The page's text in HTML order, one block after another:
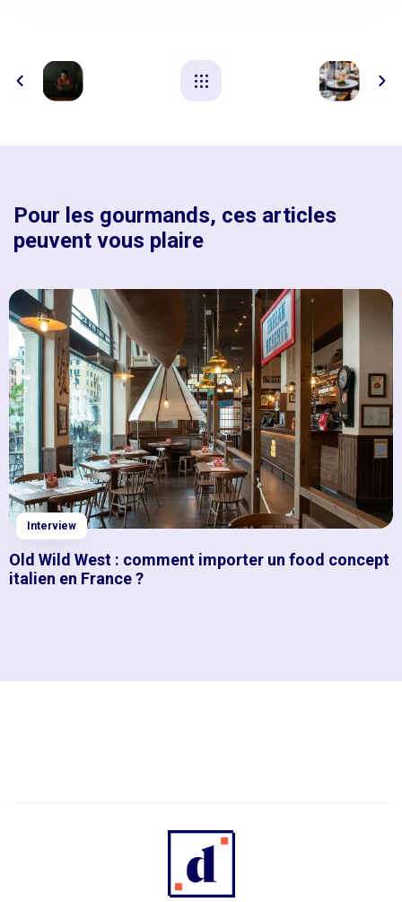
Pour les gourmands, ces articles
peuvent vous plaire
Interview
Old Wild West : comment importer un food concept
italien en France ?